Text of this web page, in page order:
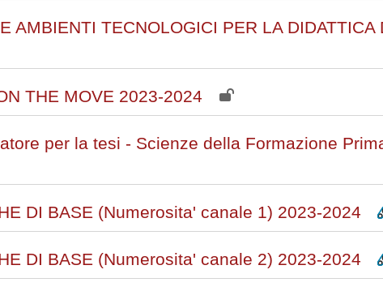
AMBIENTI TECNOLOGICI PER LA DIDATTICA
THE MOVE 2023-2024
per la tesi - Scienze della Formazione
DI BASE (Numerosita' canale 1) 2023-2024
DI BASE (Numerosita' canale 2) 2023-2024